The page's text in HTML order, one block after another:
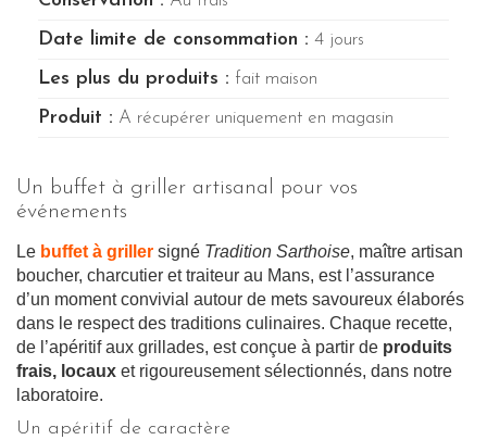
Date limite de consommation : 4 jours
Les plus du produits : fait maison
Produit : A récupérer uniquement en magasin
Un buffet à griller artisanal pour vos
événements
Le buffet à griller signé Tradition Sarthoise, maître artisan
boucher, charcutier et traiteur au Mans, est l’assurance
d’un moment convivial autour de mets savoureux élaborés
dans le respect des traditions culinaires. Chaque recette,
de l’apéritif aux grillades, est conçue à partir de produits
frais, locaux et rigoureusement sélectionnés, dans notre
laboratoire.
Un apéritif de caractère